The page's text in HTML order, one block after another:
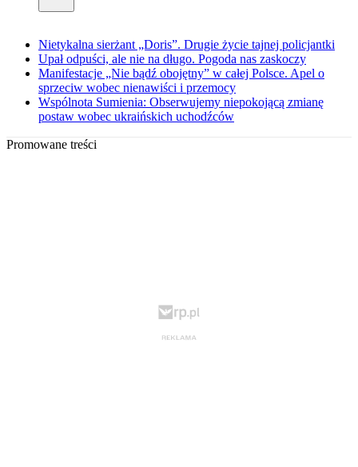
Nietykalna sierżant „Doris”. Drugie życie tajnej policjantki
Upał odpuści, ale nie na długo. Pogoda nas zaskoczy
Manifestacje „Nie bądź obojętny” w całej Polsce. Apel o
sprzeciw wobec nienawiści i przemocy
Wspólnota Sumienia: Obserwujemy niepokojącą zmianę
postaw wobec ukraińskich uchodźców
Promowane treści